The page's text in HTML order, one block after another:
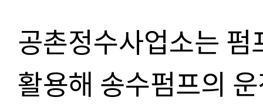
공촌정수사업소는
활용해 송수펌프의 운